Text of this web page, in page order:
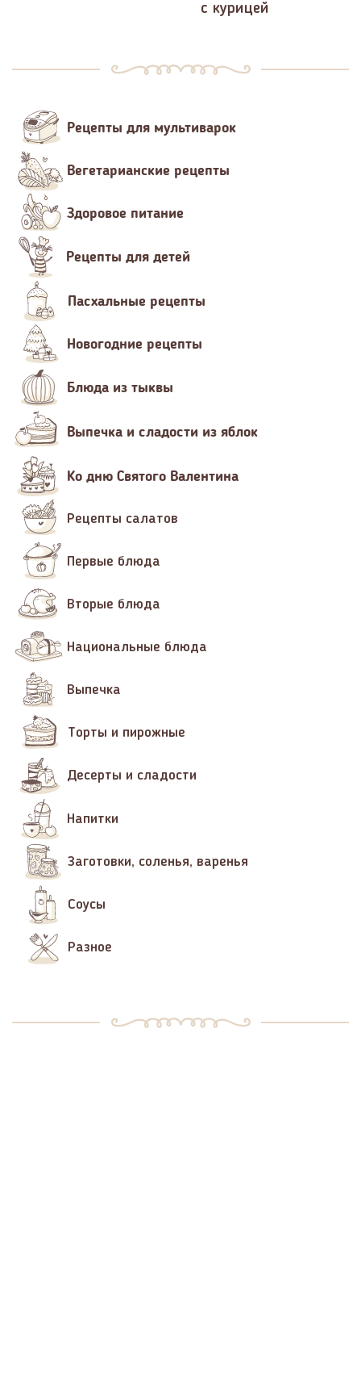
с курицей
Рецепты для мультиварок
Вегетарианские рецепты
Здоровое питание
Рецепты для детей
Пасхальные рецепты
Новогодние рецепты
Блюда из тыквы
Выпечка и сладости из яблок
Ко дню Святого Валентина
Рецепты салатов
Первые блюда
Вторые блюда
Национальные блюда
Выпечка
Торты и пирожные
Десерты и сладости
Напитки
Заготовки, соленья, варенья
Соусы
Разное